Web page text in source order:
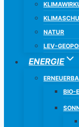
NATUR
LEV-
ENERGIE
BIO-